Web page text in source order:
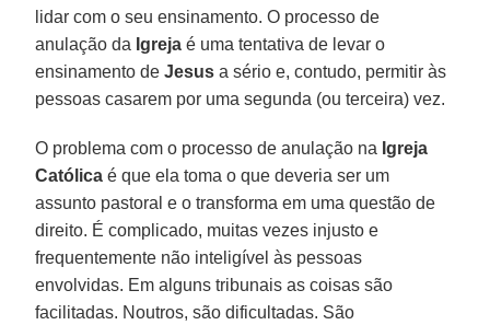
lidar com o seu ensinamento. O processo de
anulação da Igreja é uma tentativa de levar o
ensinamento deJesus a sério e, contudo, permitir às
pessoas casarem por uma segunda (ou terceira) vez.
O problema com o processo de anulação na Igreja
Católica é que ela toma o que deveria ser um
assunto pastoral e o transforma em uma questão de
direito. É complicado, muitas vezes injusto e
frequentemente não inteligível às pessoas
envolvidas. Em alguns tribunais as coisas são
facilitadas. Noutros, são dificultadas. São